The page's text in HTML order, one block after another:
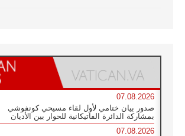
07.08.2026
صدور بيان ختامي لأول لقاء مسيحي كونفوشي
بمشاركة الدائرة الفاتيكانية للحوار بين الأديان
07.08.2026